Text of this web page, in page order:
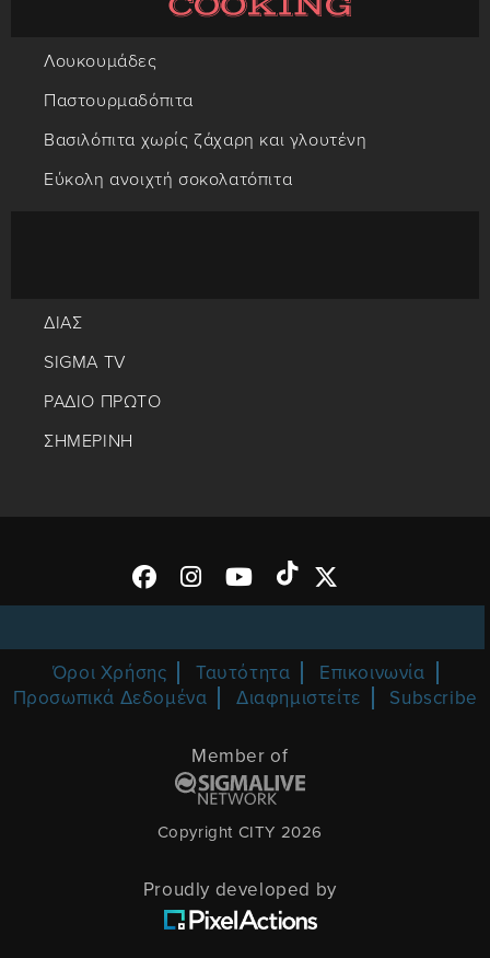
Λουκουμάδες
Παστουρμαδόπιτα
Βασιλόπιτα χωρίς ζάχαρη και γλουτένη
Εύκολη ανοιχτή σοκολατόπιτα
ΔΙΑΣ
SIGMA TV
ΡΑΔΙΟ ΠΡΩΤΟ
ΣΗΜΕΡΙΝΗ
Όροι Χρήσης Ταυτότητα
Επικοινωνία
Προσωπικά Δεδομένα
Διαφημιστείτε Subscribe
Member of
Copyright CITY 2026
Proudly developed by